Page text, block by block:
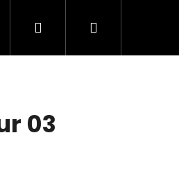
Kontakt
PřihlášeníNákupní
03